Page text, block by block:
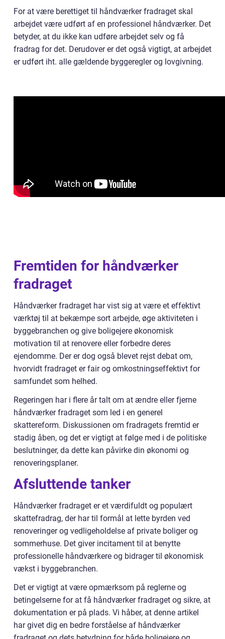
For at være berettiget til håndværker fradraget skal
arbejdet være udført af en professionel håndværker. Det
betyder, at du ikke kan udføre arbejdet selv og få
fradrag for det. Derudover er det også vigtigt, at arbejdet
er udført iht. alle gældende byggeregler og lovgivning.
Fremtiden for håndværker
fradraget
Håndværker fradraget har vist sig at være et effektivt
værktøj til at bekæmpe sort arbejde, øge aktiviteten i
byggebranchen og give boligejere økonomisk
motivation til at renovere eller forbedre deres
ejendomme. Der er dog også blevet rejst debat om,
hvorvidt fradraget er fair og omkostningseffektivt for
samfundet som helhed.
Regeringen har i flere år talt om at ændre eller fjerne
håndværker fradraget som led i en generel
skattereform. Diskussionen om fradragets fremtid er
stadig åben, og det er vigtigt at følge med i de politiske
beslutninger, da dette kan påvirke din økonomi og
renoveringsplaner.
Afsluttende tanker
Håndværker fradraget er et værdifuldt og populært
skattefradrag, der har til formål at lette byrden ved
renoveringer og vedligeholdelse af private boliger og
sommerhuse. Det giver incitament til at benytte
professionelle håndværkere og bidrager til økonomisk
vækst i byggebranchen.
Det er vigtigt at være opmærksom på reglerne og
betingelserne for at få håndværker fradraget og sikre, at
dokumentation er på plads. Vi håber, at denne artikel
har givet dig en bedre forståelse af håndværker